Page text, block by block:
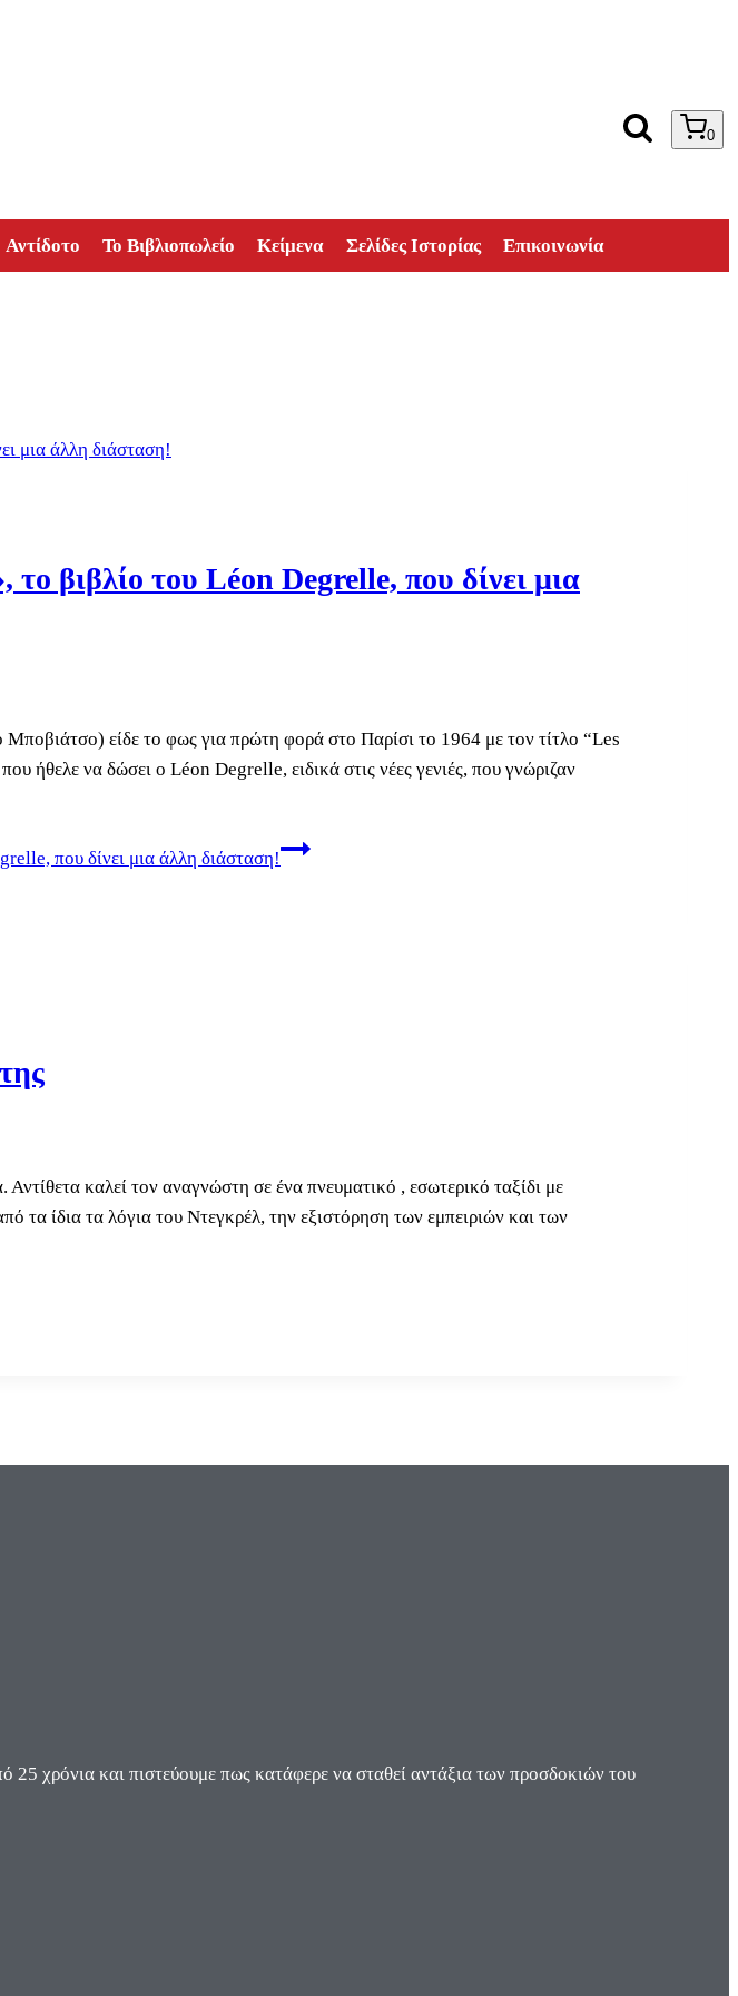
0
Αντίδοτο Το Βιβλιοπωλείο Κείμενα Σελίδες Ιστορίας Επικοινωνία
βιβλίο του Léon Degrelle, που δίνει μια
είδε το φως για πρώτη φορά στο Παρίσι το 1964 με τον τίτλο “Les
ήθελε να δώσει ο Léon Degrelle, ειδικά στις νέες γενιές, που γνώριζαν
που δίνει μια άλλη διάσταση!
καλεί τον αναγνώστη σε ένα πνευματικό , εσωτερικό ταξίδι με
ίδια τα λόγια του Ντεγκρέλ, την εξιστόρηση των εμπειριών και των
χρόνια και πιστεύουμε πως κατάφερε να σταθεί αντάξια των προσδοκιών του